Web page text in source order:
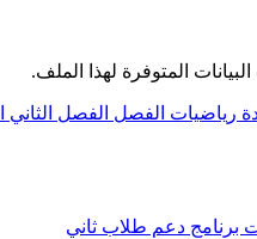
المتوفرة لهذا الملف.
رياضيات الفصل الفصل الثاني
برنامج دعم طلاب ثاني